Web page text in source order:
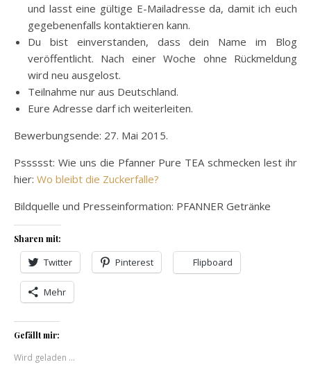
und lasst eine gültige E-Mailadresse da, damit ich euch
gegebenenfalls kontaktieren kann.
Du bist einverstanden, dass dein Name im Blog
veröffentlicht. Nach einer Woche ohne Rückmeldung
wird neu ausgelost.
Teilnahme nur aus Deutschland.
Eure Adresse darf ich weiterleiten.
Bewerbungsende: 27. Mai 2015.
Pssssst: Wie uns die Pfanner Pure TEA schmecken lest ihr
hier: Wo bleibt die Zuckerfalle?
Bildquelle und Presseinformation: PFANNER Getränke
Sharen mit:
Twitter Pinterest Flipboard
Mehr
Gefällt mir:
Wird geladen …